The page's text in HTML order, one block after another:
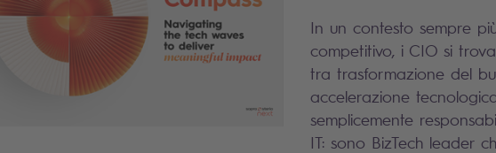
In un contesto sempre
competitivo, i CIO si
tra trasformazione del
accelerazione
semplicemente
IT: sono BizTech leader